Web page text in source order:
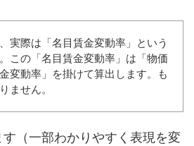
実際は「名目賃金変動率」という
この「名目賃金変動率」は「物価
変動率」を掛けて算出します。も
ません。
（一部わかりやすく表現を変